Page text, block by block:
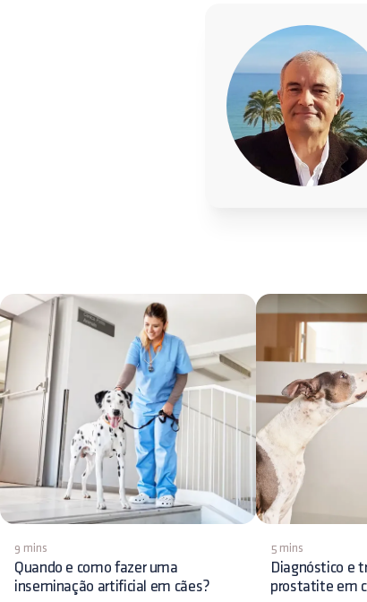
9 mins
Quando e como fazer uma
inseminação artificial em cães?
5 mins
Diagnóstico e
prostatite em